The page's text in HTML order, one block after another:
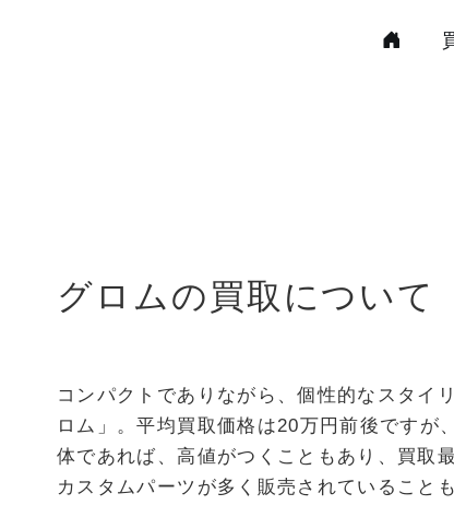
グロムの買取について
コンパクトでありながら、個性的なスタイ
ロム」。平均買取価格は20万円前後ですが
体であれば、高値がつくこともあり、買取
カスタムパーツが多く販売されていること